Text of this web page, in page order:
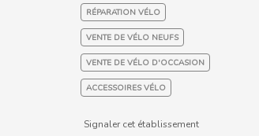
RÉPARATION VÉLO
VENTE DE VÉLO NEUFS
VENTE DE VÉLO D'OCCASION
ACCESSOIRES VÉLO
Signaler cet établissement